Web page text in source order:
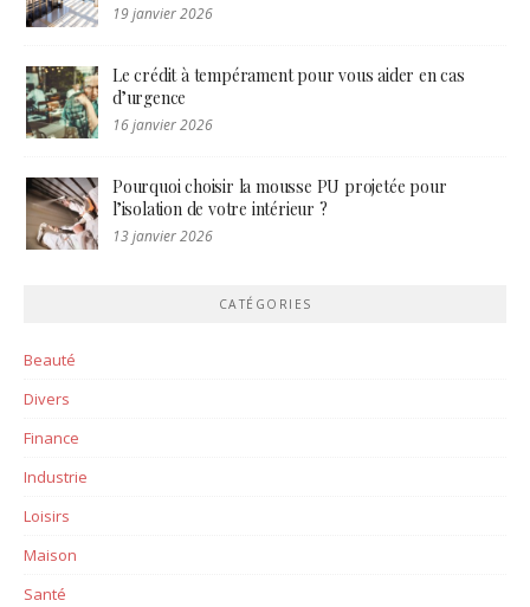
19 janvier 2026
Le crédit à tempérament pour vous aider en cas
d’urgence
16 janvier 2026
Pourquoi choisir la mousse PU projetée pour
l’isolation de votre intérieur ?
13 janvier 2026
CATÉGORIES
Beauté
Divers
Finance
Industrie
Loisirs
Maison
Santé